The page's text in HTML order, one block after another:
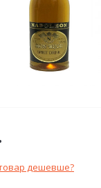
дешевше?